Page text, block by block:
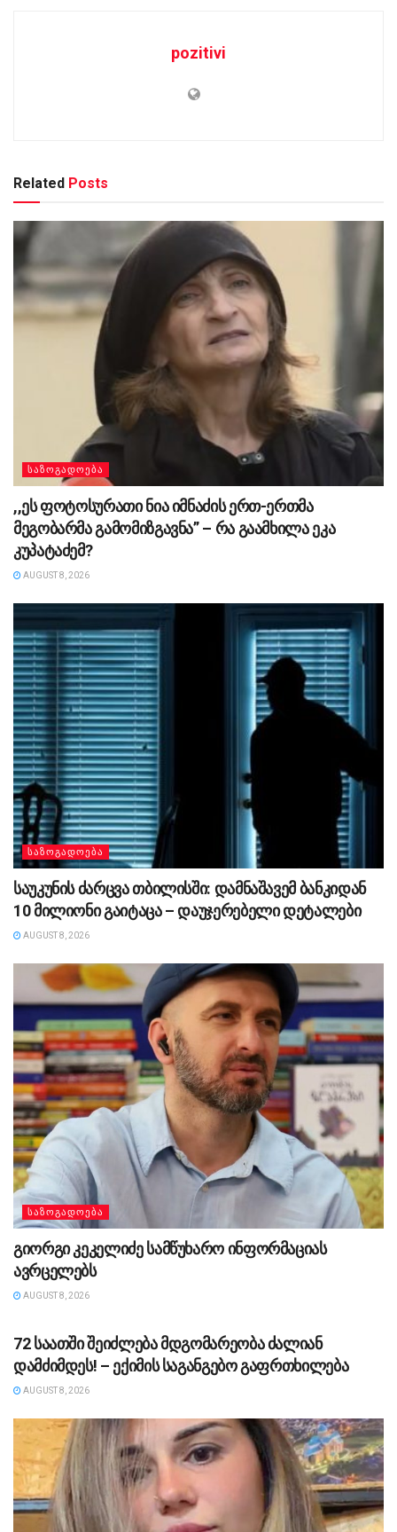
pozitivi
Related Posts
ᲡᲐᲖᲝᲒᲐᲓᲝᲔᲑᲐ
,,ეს ფოტოსურათი ნია იმნაძის ერთ-ერთმა
მეგობარმა გამომიზგავნა” – რა გაამხილა ეკა
კუპატაძემ?
AUGUST 8, 2026
ᲡᲐᲖᲝᲒᲐᲓᲝᲔᲑᲐ
საუკუნის ძარცვა თბილისში: დამნაშავემ ბანკიდან
10 მილიონი გაიტაცა – დაუჯერებელი დეტალები
AUGUST 8, 2026
ᲡᲐᲖᲝᲒᲐᲓᲝᲔᲑᲐ
გიორგი კეკელიძე სამწუხარო ინფორმაციას
ავრცელებს
AUGUST 8, 2026
72 საათში შეიძლება მდგომარეობა ძალიან
დამძიმდეს! – ექიმის საგანგებო გაფრთხილება
AUGUST 8, 2026